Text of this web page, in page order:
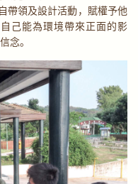
帶領及設計活動，賦權予他
己能為環境帶來正面的影
念。